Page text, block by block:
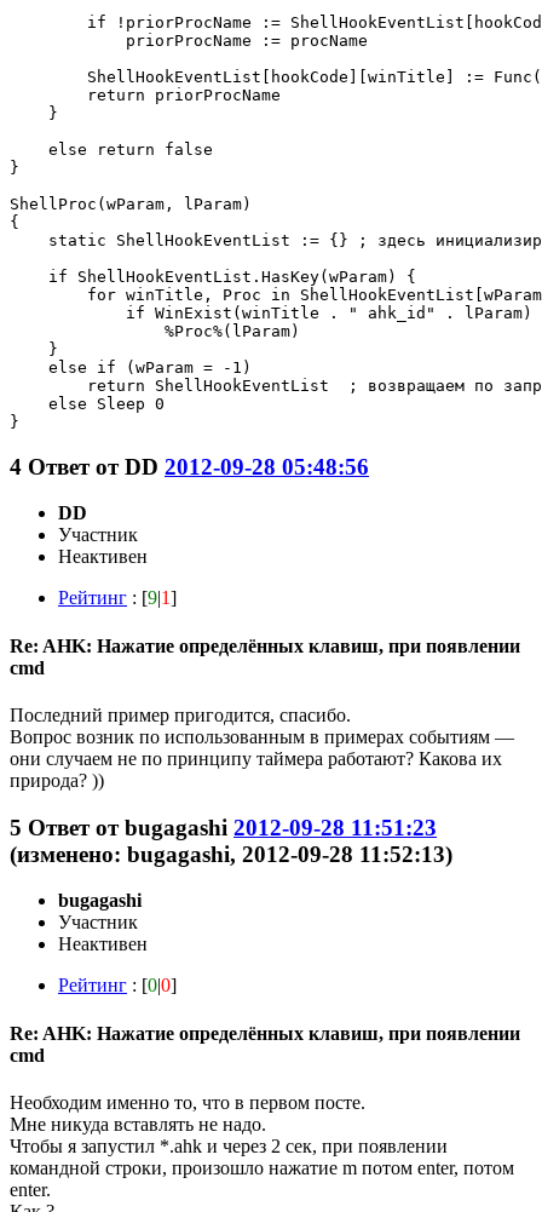
if !priorProcName :=
            priorProcName := procName
ShellHookEventList[hookCode][winTitle] :=
        return priorProcName
    }
    else return false
}
ShellProc(wParam, lParam)
{
static ShellHookEventList := {} ; здесь
    if ShellHookEventList.HasKey(wParam) {
for winTitle, Proc in
            if WinExist(winTitle . " ahk_id" . lParam)
                %Proc%(lParam)
    }
    else if (wParam = -1)
return ShellHookEventList  ; возвращаем по
    else Sleep 0
}
4 Ответ отDD 2012-09-28 05:48:56
DD
Участник
Неактивен
Рейтинг : [9|1]
Re: AHK: Нажатие определённых клавиш, при появлении
cmd
Последний пример пригодится, спасибо.
Вопрос возник по использованным в примерах событиям —
они случаем не по принципу таймера работают? Какова их
природа? ))
5 Ответ отbugagashi 2012-09-28 11:51:23
(изменено: bugagashi, 2012-09-28 11:52:13)
bugagashi
Участник
Неактивен
Рейтинг : [0|0]
Re: AHK: Нажатие определённых клавиш, при появлении
cmd
Необходим именно то, что в первом посте.
Мне никуда вставлять не надо.
Чтобы я запустил *.ahk и через 2 сек, при появлении
командной строки, произошло нажатие m потом enter, потом
enter.